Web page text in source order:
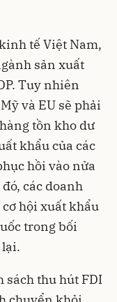
tế Việt Nam,
sản xuất
Tuy nhiên
và EU sẽ phải
tồn kho dư
khẩu của các
hồi vào nửa
các doanh
hội xuất khẩu
trong bối
sách thu hút FDI